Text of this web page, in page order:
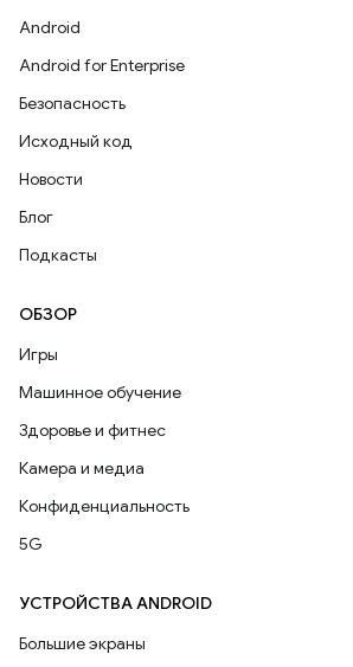
Android
Android for Enterprise
Безопасность
Исходный код
Новости
Блог
Подкасты
ОБЗОР
Игры
Машинное обучение
Здоровье и фитнес
Камера и медиа
Конфиденциальность
5G
УСТРОЙСТВА ANDROID
Большие экраны